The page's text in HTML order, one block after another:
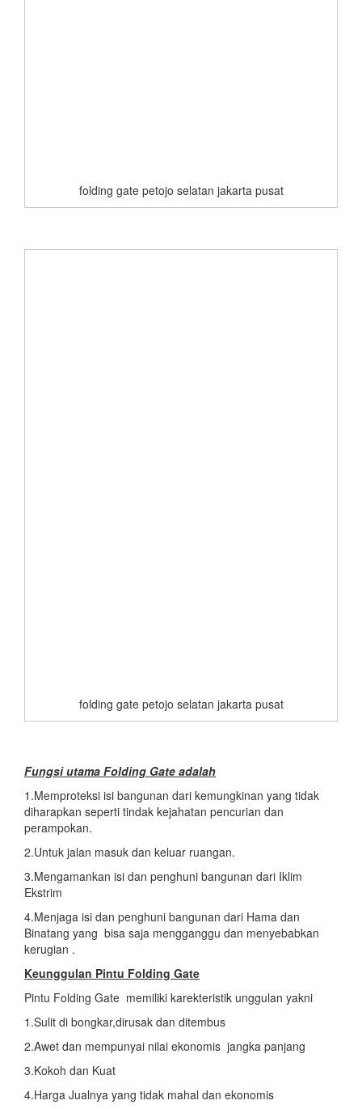
folding gate petojo selatan jakarta pusat
folding gate petojo selatan jakarta pusat
Fungsi utama Folding Gate adalah
1.Memproteksi isi bangunan dari kemungkinan yang tidak
diharapkan seperti tindak kejahatan pencurian dan
perampokan.
2.Untuk jalan masuk dan keluar ruangan.
3.Mengamankan isi dan penghuni bangunan dari Iklim
Ekstrim
4.Menjaga isi dan penghuni bangunan dari Hama dan
Binatang yang bisa saja mengganggu dan menyebabkan
kerugian .
Keunggulan Pintu Folding Gate
Pintu Folding Gate memiliki karekteristik unggulan yakni
1.Sulit di bongkar,dirusak dan ditembus
2.Awet dan mempunyai nilai ekonomis jangka panjang
3.Kokoh dan Kuat
4.Harga Jualnya yang tidak mahal dan ekonomis